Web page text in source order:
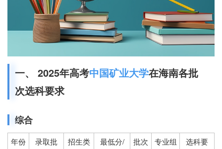
一、 2025年高考中国矿业大学在海南各批
次选科要求
综合
年份
录取批
招生类
最低分/
批次
专业组
选科要